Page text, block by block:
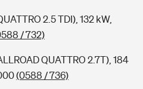
2.5 TDI), 132 kW,
/ 732)
QUATTRO 2.7T), 184
(0588 / 736)